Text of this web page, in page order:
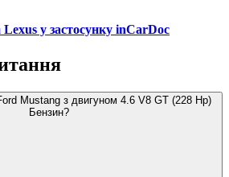
Lexus у застосунку inCarDoc
Mustang з двигуном 4.6 V8 GT (228 Hp)
Бензин?